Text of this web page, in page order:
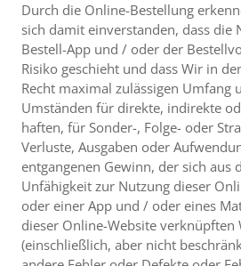
Durch die Online-Bestellung
sich damit einverstanden, dass die
Bestell-App und / oder der
Risiko geschieht und dass Wir in
Recht maximal zulässigen Umfang
Umständen für direkte, indirekte
haften, für Sonder-, Folge- oder
Verluste, Ausgaben oder
entgangenen Gewinn, der sich aus
Unfähigkeit zur Nutzung dieser
oder einer App und / oder eines
dieser Online-Website verknüpften
(einschließlich, aber nicht